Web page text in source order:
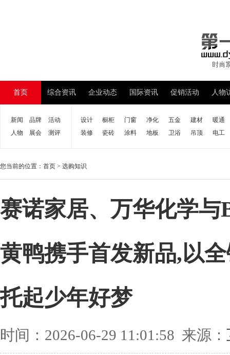
首页 综合资讯 企业动态 国际资讯 促销活动 人物
新闻 品牌
活动
人物
展会 测评
设计 橱柜 门窗 净化 五金 建材
暖通
装修
瓷砖 涂料 地板 卫浴 吊顶 电工
您当前的位置： 首页 > 选购知识
赛诺家居、万华化学与
黄鸭携手首发新品,以
托起少年好梦
时间：2026-06-29 11:01:58 来源：